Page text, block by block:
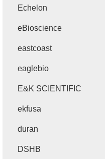
Echelon
eBioscience
eastcoast
eaglebio
E&K SCIENTIFIC
ekfusa
duran
DSHB